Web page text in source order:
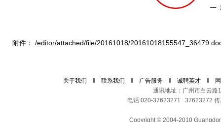
附件： /editor/attached/file/20161018/
关于我们 联系我们 广告服务 诚聘英才
通讯地址：广州市白云
电话:020-37623271 37623272
Copyright © 2004-2010